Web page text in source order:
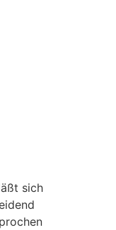
sich